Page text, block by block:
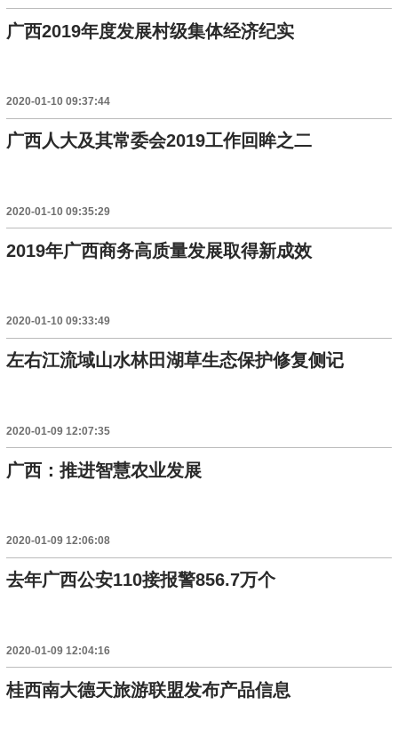
广西2019年度发展村级集体经济纪实
2020-01-10 09:37:44
广西人大及其常委会2019工作回眸之二
2020-01-10 09:35:29
2019年广西商务高质量发展取得新成效
2020-01-10 09:33:49
左右江流域山水林田湖草生态保护修复侧记
2020-01-09 12:07:35
广西：推进智慧农业发展
2020-01-09 12:06:08
去年广西公安110接报警856.7万个
2020-01-09 12:04:16
桂西南大德天旅游联盟发布产品信息